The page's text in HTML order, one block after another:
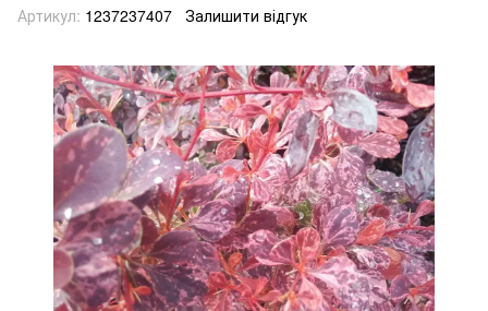
Артикул: 1237237407 Залишити відгук